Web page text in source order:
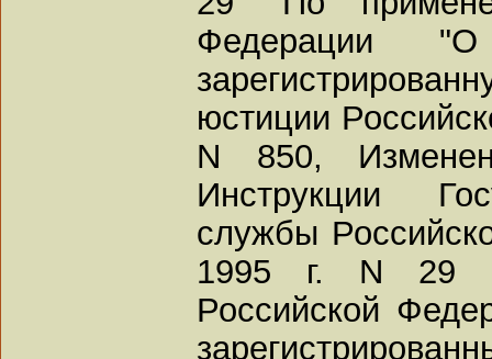
Федерации
юстиции
N 850,
Инструкции
службы
1995 г. N 29
Российской